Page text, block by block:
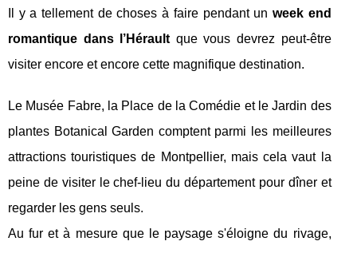
Il y a tellement de choses à faire pendant un week end
romantique dans l’Hérault que vous devrez peut-être
visiter encore et encore cette magnifique destination.
Le Musée Fabre, la Place de la Comédie et le Jardin des
plantes Botanical Garden comptent parmi les meilleures
attractions touristiques de Montpellier, mais cela vaut la
peine de visiter le chef-lieu du département pour dîner et
regarder les gens seuls.
Au fur et à mesure que le paysage s'éloigne du rivage,